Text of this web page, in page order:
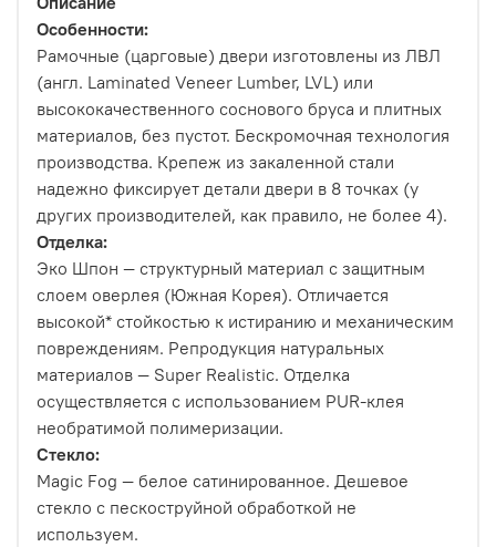
Особенности:
Рамочные (царговые) двери изготовлены из ЛВЛ
(англ. Laminated Veneer Lumber, LVL) или
высококачественного соснового бруса и плитных
материалов, без пустот. Бескромочная технология
производства. Крепеж из закаленной стали
надежно фиксирует детали двери в 8 точках (у
других производителей, как правило, не более 4).
Отделка:
Эко Шпон — структурный материал с защитным
слоем оверлея (Южная Корея). Отличается
высокой* стойкостью к истиранию и механическим
повреждениям. Репродукция натуральных
материалов — Super Realistic. Отделка
осуществляется с использованием PUR-клея
необратимой полимеризации.
Стекло:
Magic Fog — белое сатинированное. Дешевое
стекло с пескоструйной обработкой не
используем.